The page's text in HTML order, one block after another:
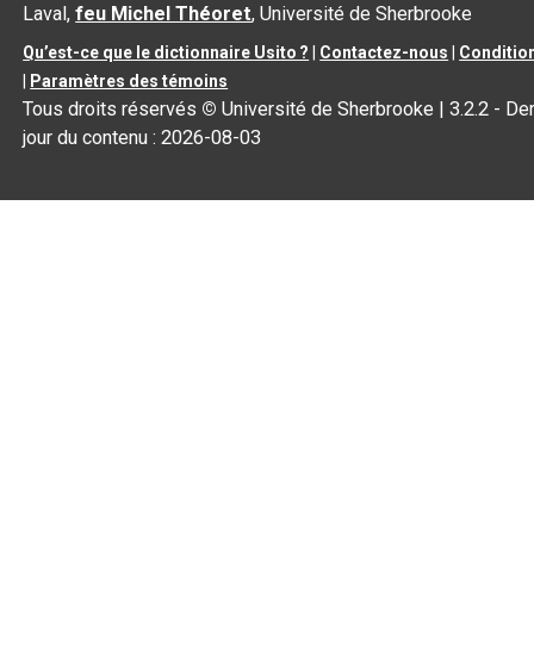
Laval,feu Michel Théoret, Université de Sherbrooke
Qu’est-ce que le dictionnaire Usito ? Contactez-nous
Paramètres des témoins
Tous droits réservés © Université de Sherbrooke |3.2.2 -
jour du contenu :2026-08-03